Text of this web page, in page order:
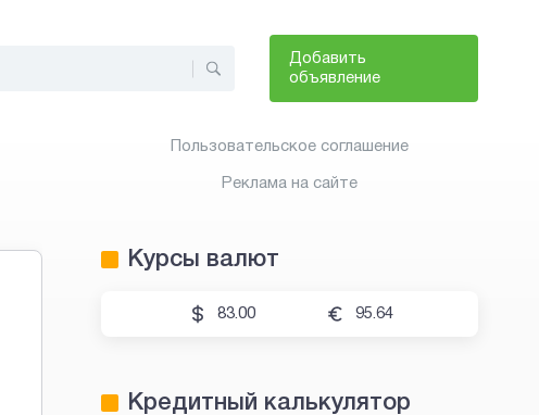
Добавить
объявление
Пользовательское соглашение
Реклама на сайте
Курсы валют
83.00 95.64
Кредитный калькулятор